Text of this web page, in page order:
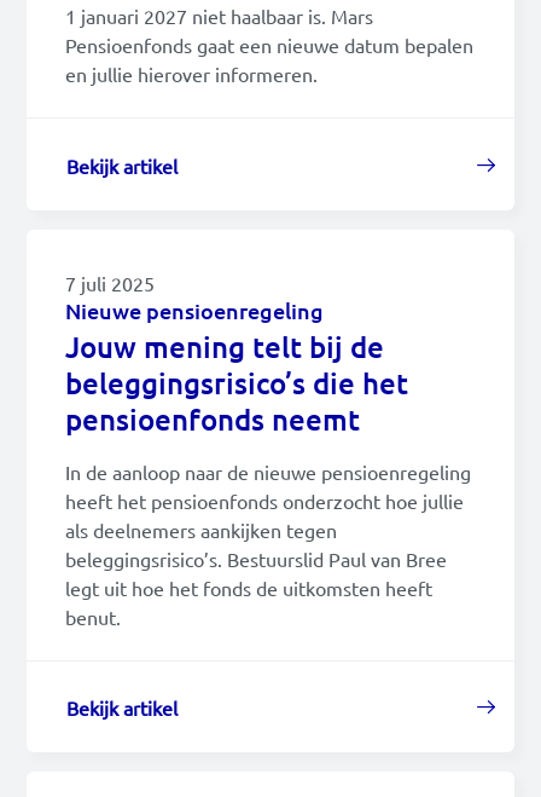
1 januari 2027 niet haalbaar is. Mars
Pensioenfonds gaat een nieuwe datum bepalen
en jullie hierover informeren.
Bekijk artikel
7 juli 2025
Nieuwe pensioenregeling
Jouw mening telt bij de
beleggingsrisico’s die het
pensioenfonds neemt
In de aanloop naar de nieuwe pensioenregeling
heeft het pensioenfonds onderzocht hoe jullie
als deelnemers aankijken tegen
beleggingsrisico’s. Bestuurslid Paul van Bree
legt uit hoe het fonds de uitkomsten heeft
benut.
Bekijk artikel